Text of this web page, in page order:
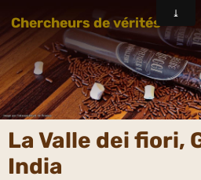
Chercheurs de vérités
La Valle dei fiori,
India